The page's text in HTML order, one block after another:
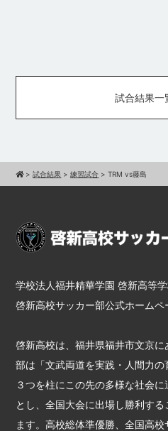
試合結果一
>試合結果 >練習試合 >TRM vs藤島
学校法人福井精華学園 啓新高等
啓新高校サッカー部公式ホームペ
啓新高校は、福井県福井市文京
部は「文武両道を実践・人間力
３つを柱にこの先の多様な社会
とし、全国大会に出場し勝利す
ます。高校総体準優勝、全国高